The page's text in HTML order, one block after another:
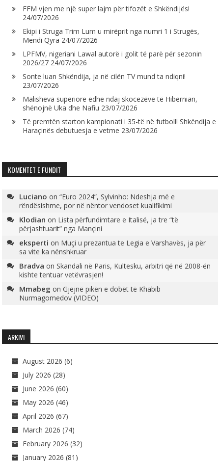
FFM vjen me një super lajm për tifozët e Shkëndijës!
24/07/2026
Ekipi i Struga Trim Lum u mirëprit nga numri 1 i Strugës,
Mendi Qyra 24/07/2026
LPFMV, nigeriani Lawal autorë i golit të parë për sezonin
2026/27 24/07/2026
Sonte luan Shkëndija, ja në cilën TV mund ta ndiqni!
23/07/2026
Malisheva superiore edhe ndaj skocezëve të Hibernian,
shënojnë Uka dhe Nafiu 23/07/2026
Të premtën starton kampionati i 35-të në futboll! Shkëndija e
Haraçinës debutuesja e vetme 23/07/2026
KOMENTET E FUNDIT
Luciano on“Euro 2024”, Sylvinho: Ndeshja më e
rëndësishme, por në nëntor vendoset kualifikimi
Klodian on Lista përfundimtare e Italisë, ja tre “të
përjashtuarit” nga Mançini
eksperti on Muçi u prezantua te Legia e Varshavës, ja për
sa vite ka nënshkruar
Bradva onSkandali në Paris, Kultesku, arbitri që në 2008-ën
kishte tentuar vetëvrasjen!
Mmabeg onGjejnë pikën e dobët të Khabib
Nurmagomedov (VIDEO)
ARKIVI
August 2026 (6)
July 2026 (28)
June 2026 (60)
May 2026 (46)
April 2026 (67)
March 2026 (74)
February 2026 (32)
January 2026 (81)